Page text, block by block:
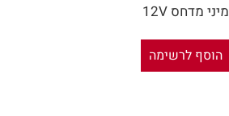
מיני מדחס 12V
הוסף לרשימה